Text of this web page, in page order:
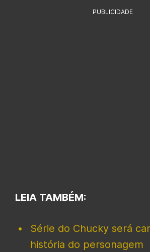
PUBLICIDADE
LEIA TAMBÉM:
Série do Chucky será
história do personagem